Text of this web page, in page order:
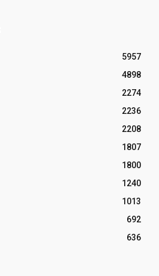
5957
4898
2274
2236
2208
1807
1800
1240
1013
692
636